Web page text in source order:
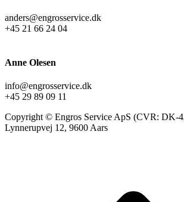
anders@engrosservice.dk
+45 21 66 24 04
Anne Olesen
info@engrosservice.dk
+45 29 89 09 11
Copyright © Engros Service ApS (CVR: DK-
Lynnerupvej 12, 9600 Aars